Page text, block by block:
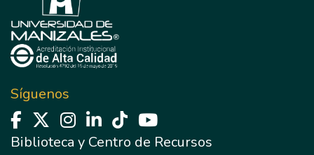
Síguenos
Biblioteca y Centro de Recursos